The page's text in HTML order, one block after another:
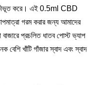
করে। এই 0.5ml CBD
গরম করার জন্য আমাদের
বাজারে প্রচলিত ধাতব পোস্ট ভ্যাপ
খাঁটি গাঁজার স্বাদ এবং স্বাদ